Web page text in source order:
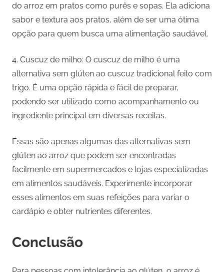
do arroz em pratos como purês e sopas. Ela adiciona
sabor e textura aos pratos, além de ser uma ótima
opção para quem busca uma alimentação saudável.
4. Cuscuz de milho: O cuscuz de milho é uma
alternativa sem glúten ao cuscuz tradicional feito com
trigo. É uma opção rápida e fácil de preparar,
podendo ser utilizado como acompanhamento ou
ingrediente principal em diversas receitas.
Essas são apenas algumas das alternativas sem
glúten ao arroz que podem ser encontradas
facilmente em supermercados e lojas especializadas
em alimentos saudáveis. Experimente incorporar
esses alimentos em suas refeições para variar o
cardápio e obter nutrientes diferentes.
Conclusão